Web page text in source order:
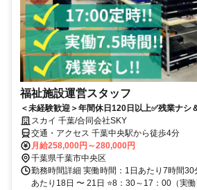
福祉施設運営スタッフ
＜未経験歓迎＞年間休日120日以上✅残業ナシ
スカイ 千葉/合同会社SKY
交通・アクセス 千葉中央駅から徒歩4分
月給258,000円～280,000円
千葉県千葉市中央区
勤務時間詳細 実働時間：1日あたり7時間30
あたり18日 〜 21日 ⭐8：30～17：00（実